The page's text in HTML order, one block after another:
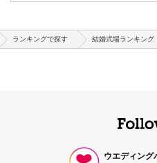
ランキングで探す 結婚式場ランキング
ウエディング